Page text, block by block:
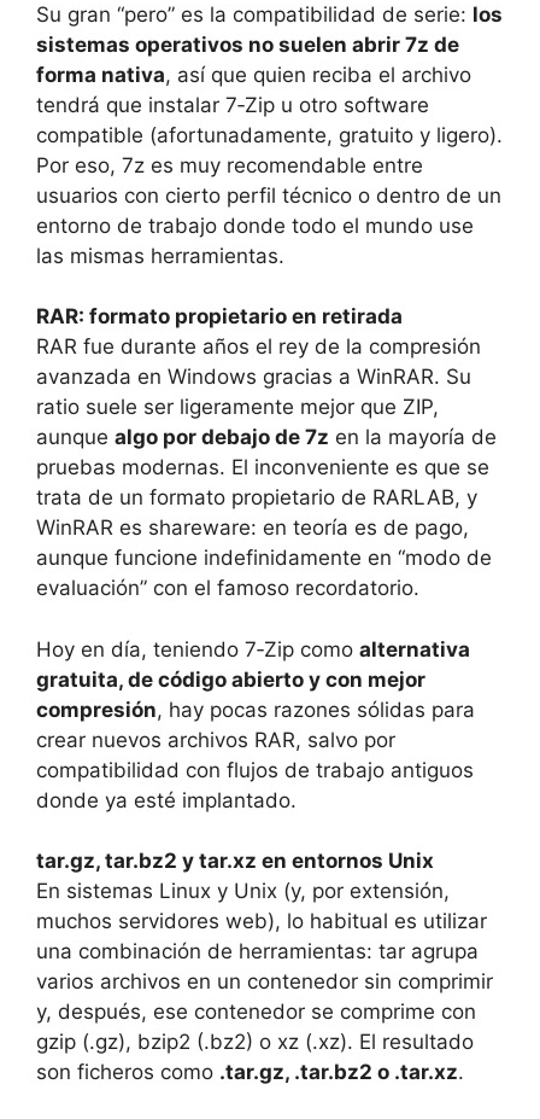
Su gran “pero” es la compatibilidad de serie: los
sistemas operativos no suelen abrir 7z de
forma nativa, así que quien reciba el archivo
tendrá que instalar 7‑Zip u otro software
compatible (afortunadamente, gratuito y ligero).
Por eso, 7z es muy recomendable entre
usuarios con cierto perfil técnico o dentro de un
entorno de trabajo donde todo el mundo use
las mismas herramientas.
RAR: formato propietario en retirada
RAR fue durante años el rey de la compresión
avanzada en Windows gracias a WinRAR. Su
ratio suele ser ligeramente mejor que ZIP,
aunque algo por debajo de 7z en la mayoría de
pruebas modernas. El inconveniente es que se
trata de un formato propietario de RARLAB, y
WinRAR es shareware: en teoría es de pago,
aunque funcione indefinidamente en “modo de
evaluación” con el famoso recordatorio.
Hoy en día, teniendo 7‑Zip como alternativa
gratuita, de código abierto y con mejor
compresión, hay pocas razones sólidas para
crear nuevos archivos RAR, salvo por
compatibilidad con flujos de trabajo antiguos
donde ya esté implantado.
tar.gz, tar.bz2 y tar.xz en entornos Unix
En sistemas Linux y Unix (y, por extensión,
muchos servidores web), lo habitual es utilizar
una combinación de herramientas: tar agrupa
varios archivos en un contenedor sin comprimir
y, después, ese contenedor se comprime con
gzip (.gz), bzip2 (.bz2) o xz (.xz). El resultado
son ficheros como .tar.gz, .tar.bz2 o .tar.xz.